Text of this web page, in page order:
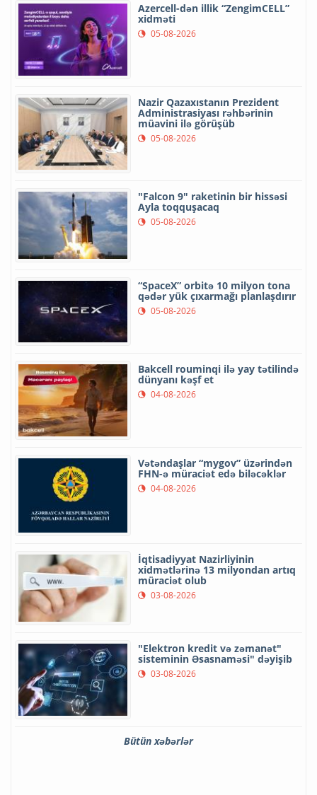
Azercell-dən illik “ZengimCELL”
xidməti
05-08-2026
Nazir Qazaxıstanın Prezident
Administrasiyası rəhbərinin
müavini ilə görüşüb
05-08-2026
"Falcon 9" raketinin bir hissəsi
Ayla toqquşacaq
05-08-2026
“SpaceX” orbitə 10 milyon tona
qədər yük çıxarmağı planlaşdırır
05-08-2026
Bakcell rouminqi ilə yay tətilində
dünyanı kəşf et
04-08-2026
Vətəndaşlar “mygov” üzərindən
FHN-ə müraciət edə biləcəklər
04-08-2026
İqtisadiyyat Nazirliyinin
xidmətlərinə 13 milyondan artıq
müraciət olub
03-08-2026
"Elektron kredit və zəmanət"
sisteminin Əsasnaməsi" dəyişib
03-08-2026
Bütün xəbərlər